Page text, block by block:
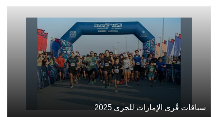
سباقات قُرى الإمارات للجري 2025